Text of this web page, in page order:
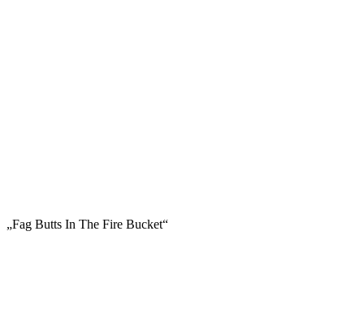
„Fag Butts In The Fire Bucket“